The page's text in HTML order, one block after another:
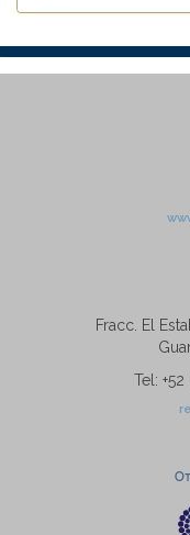
Fracc. El
Tel: